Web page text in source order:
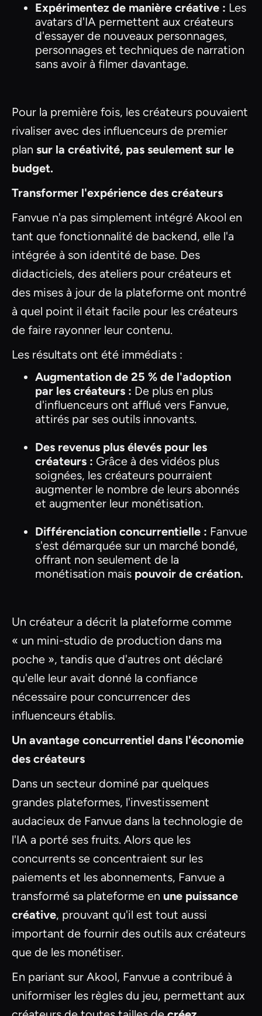
Expérimentez de manière créative : Les
avatars d'IA permettent aux créateurs
d'essayer de nouveaux personnages,
personnages et techniques de narration
sans avoir à filmer davantage.
Pour la première fois, les créateurs pouvaient
rivaliser avec des influenceurs de premier
plan sur la créativité, pas seulement sur le
budget.
Transformer l'expérience des créateurs
Fanvue n'a pas simplement intégré Akool en
tant que fonctionnalité de backend, elle l'a
intégrée à son identité de base. Des
didacticiels, des ateliers pour créateurs et
des mises à jour de la plateforme ont montré
à quel point il était facile pour les créateurs
de faire rayonner leur contenu.
Les résultats ont été immédiats :
Augmentation de 25 % de l'adoption
par les créateurs : De plus en plus
d'influenceurs ont afflué vers Fanvue,
attirés par ses outils innovants.
Des revenus plus élevés pour les
créateurs : Grâce à des vidéos plus
soignées, les créateurs pourraient
augmenter le nombre de leurs abonnés
et augmenter leur monétisation.
Différenciation concurrentielle : Fanvue
s'est démarquée sur un marché bondé,
offrant non seulement de la
monétisation mais pouvoir de création.
Un créateur a décrit la plateforme comme
« un mini-studio de production dans ma
poche », tandis que d'autres ont déclaré
qu'elle leur avait donné la confiance
nécessaire pour concurrencer des
influenceurs établis.
Un avantage concurrentiel dans l'économie
des créateurs
Dans un secteur dominé par quelques
grandes plateformes, l'investissement
audacieux de Fanvue dans la technologie de
l'IA a porté ses fruits. Alors que les
concurrents se concentraient sur les
paiements et les abonnements, Fanvue a
transformé sa plateforme en une puissance
créative, prouvant qu'il est tout aussi
important de fournir des outils aux créateurs
que de les monétiser.
En pariant sur Akool, Fanvue a contribué à
uniformiser les règles du jeu, permettant aux